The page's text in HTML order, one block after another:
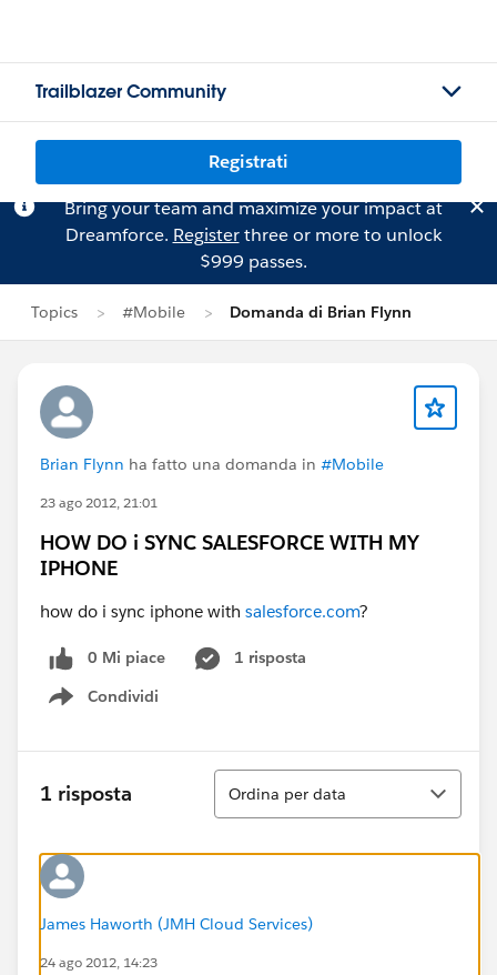
Trailblazer Community
Registrati
Bring your team and maximize your impact at
Dreamforce. Registerthree or more to unlock
$999 passes.
Topics #Mobile Domanda di Brian Flynn
Brian Flynn ha fatto una domanda in #Mobile
23 ago 2012, 21:01
HOW DO i SYNC SALESFORCE WITH MY
IPHONE
how do i sync iphone with salesforce.com?
0 Mi piace
1 risposta
Condividi
Show menu
1 risposta
Ordina
Ordina per data
James Haworth (JMH Cloud Services)
24 ago 2012, 14:23